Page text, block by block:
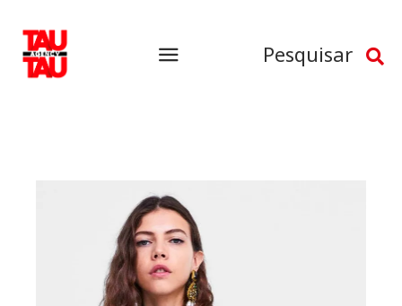
Pesquisar